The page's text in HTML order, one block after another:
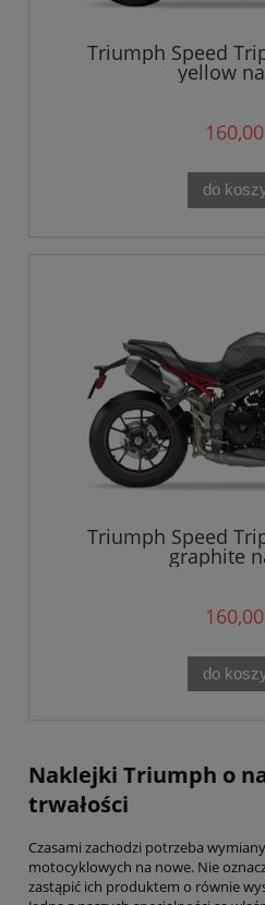
Triumph Speed
yellow
do
Triumph Speed
graphite
do
Naklejki Triumph o
trwałości
Czasami zachodzi potrzeba
motocyklowych na nowe. Nie
zastąpić ich produktem o równie